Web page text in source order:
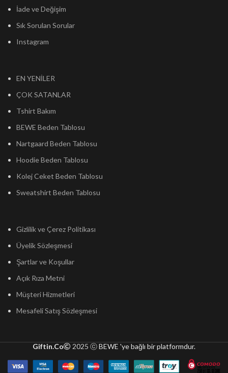
İade ve Değişim
Sık Sorulan Sorular
Instagram
EN YENİLER
ÇOK SATANLAR
Tshirt Bakım
BEWE Beden Tablosu
Nartgaard Beden Tablosu
Hoodie Beden Tablosu
Kolej Ceket Beden Tablosu
Sweatshirt Beden Tablosu
Gizlilik ve Çerez Politikası
Üyelik Sözleşmesi
Şartlar ve Koşullar
Açık Rıza Metni
Müşteri Hizmetleri
Mesafeli Satış Sözleşmesi
Giftin.Co 2025 ⓒBEWE 'ye bağlı bir platformdur.